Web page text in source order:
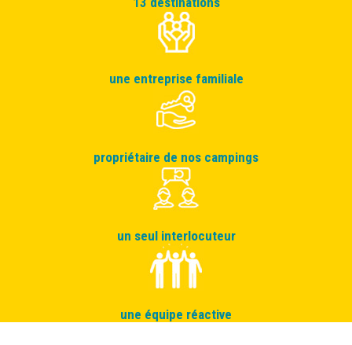
une entreprise familiale
propriétaire de nos campings
un seul interlocuteur
une équipe réactive